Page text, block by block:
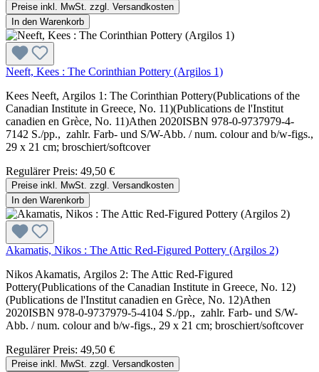
Preise inkl. MwSt. zzgl. Versandkosten
In den Warenkorb
Neeft, Kees : The Corinthian Pottery (Argilos 1)
Kees Neeft, Argilos 1: The Corinthian Pottery(Publications of the
Canadian Institute in Greece, No. 11)(Publications de l'Institut
canadien en Grèce, No. 11)Athen 2020ISBN 978-0-9737979-4-
7142 S./pp., zahlr. Farb- und S/W-Abb. / num. colour and b/w-figs.,
29 x 21 cm; broschiert/softcover
Regulärer Preis: 49,50 €
Preise inkl. MwSt. zzgl. Versandkosten
In den Warenkorb
Akamatis, Nikos : The Attic Red-Figured Pottery (Argilos 2)
Nikos Akamatis, Argilos 2: The Attic Red-Figured
Pottery(Publications of the Canadian Institute in Greece, No. 12)
(Publications de l'Institut canadien en Grèce, No. 12)Athen
2020ISBN 978-0-9737979-5-4104 S./pp., zahlr. Farb- und S/W-
Abb. / num. colour and b/w-figs., 29 x 21 cm; broschiert/softcover
Regulärer Preis: 49,50 €
Preise inkl. MwSt. zzgl. Versandkosten